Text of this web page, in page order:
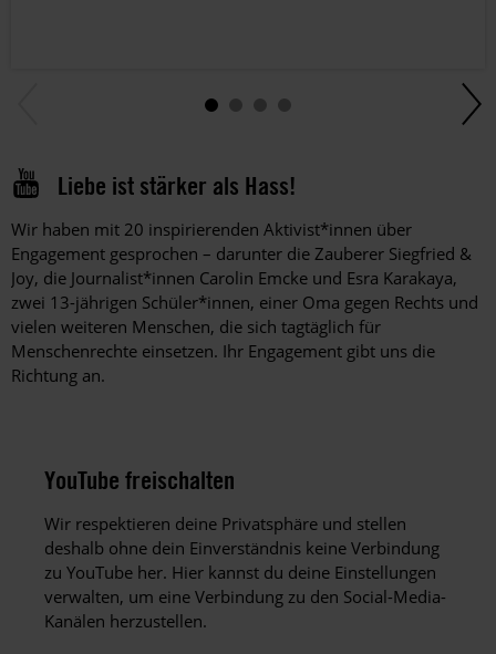
Liebe ist stärker als Hass!
Wir haben mit 20 inspirierenden Aktivist*innen über
Engagement gesprochen – darunter die Zauberer Siegfried &
Joy, die Journalist*innen Carolin Emcke und Esra Karakaya,
zwei 13-jährigen Schüler*innen, einer Oma gegen Rechts und
vielen weiteren Menschen, die sich tagtäglich für
Menschenrechte einsetzen. Ihr Engagement gibt uns die
Richtung an.
YouTube freischalten
Wir respektieren deine Privatsphäre und stellen
deshalb ohne dein Einverständnis keine Verbindung
zu YouTube her. Hier kannst du deine Einstellungen
verwalten, um eine Verbindung zu den Social-Media-
Kanälen herzustellen.